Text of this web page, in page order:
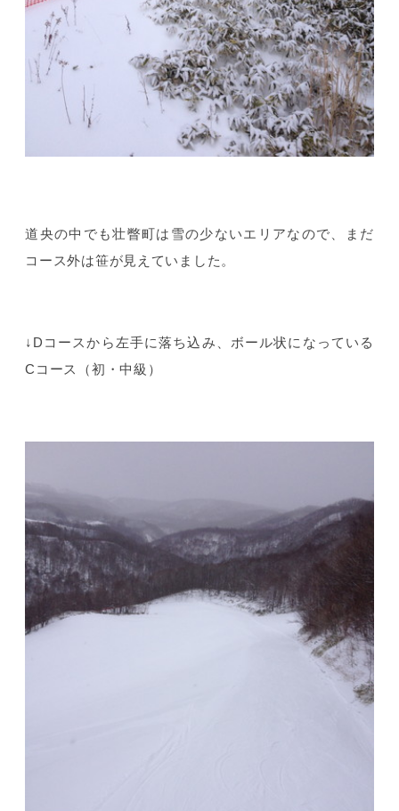
道央の中でも壮瞥町は雪の少ないエリアなので、まだ
コース外は笹が見えていました。
↓Dコースから左手に落ち込み、ボール状になっている
Cコース（初・中級）